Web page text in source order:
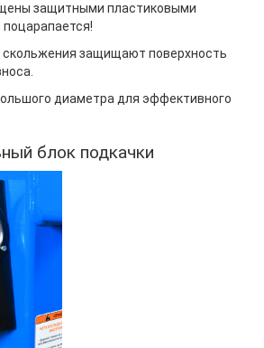
защитными пластиковыми
защищают поверхность
диаметрадля эффективного
блок подкачки